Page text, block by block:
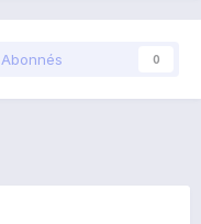
Abonnés 0